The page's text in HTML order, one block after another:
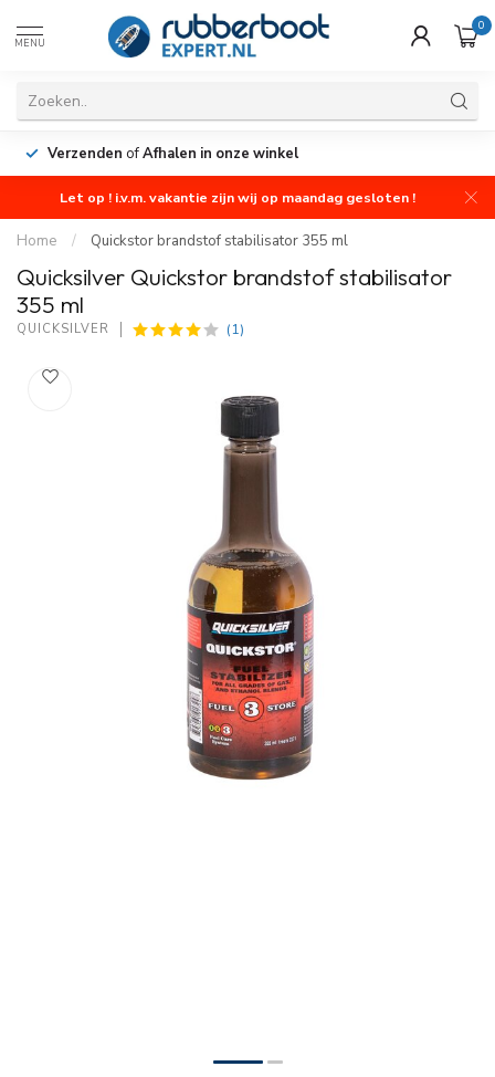
MENU
0
Verzenden ofAfhalen in onze winkel
Let op ! i.v.m. vakantie zijn wij op maandag gesloten !
Home / Quickstor brandstof stabilisator 355 ml
Quicksilver Quickstor brandstof stabilisator
355 ml
QUICKSILVER (1)